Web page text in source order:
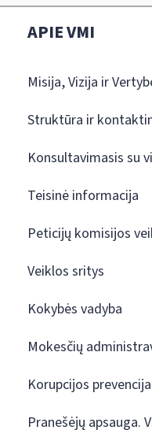
APIE VMI
Misija, Vizija ir
Struktūra ir
Konsultavimasis su
Teisinė informacija
Peticijų komisijos
Veiklos sritys
Kokybės vadyba
Mokesčių
Korupcijos prevencija
Pranešėjų apsauga.